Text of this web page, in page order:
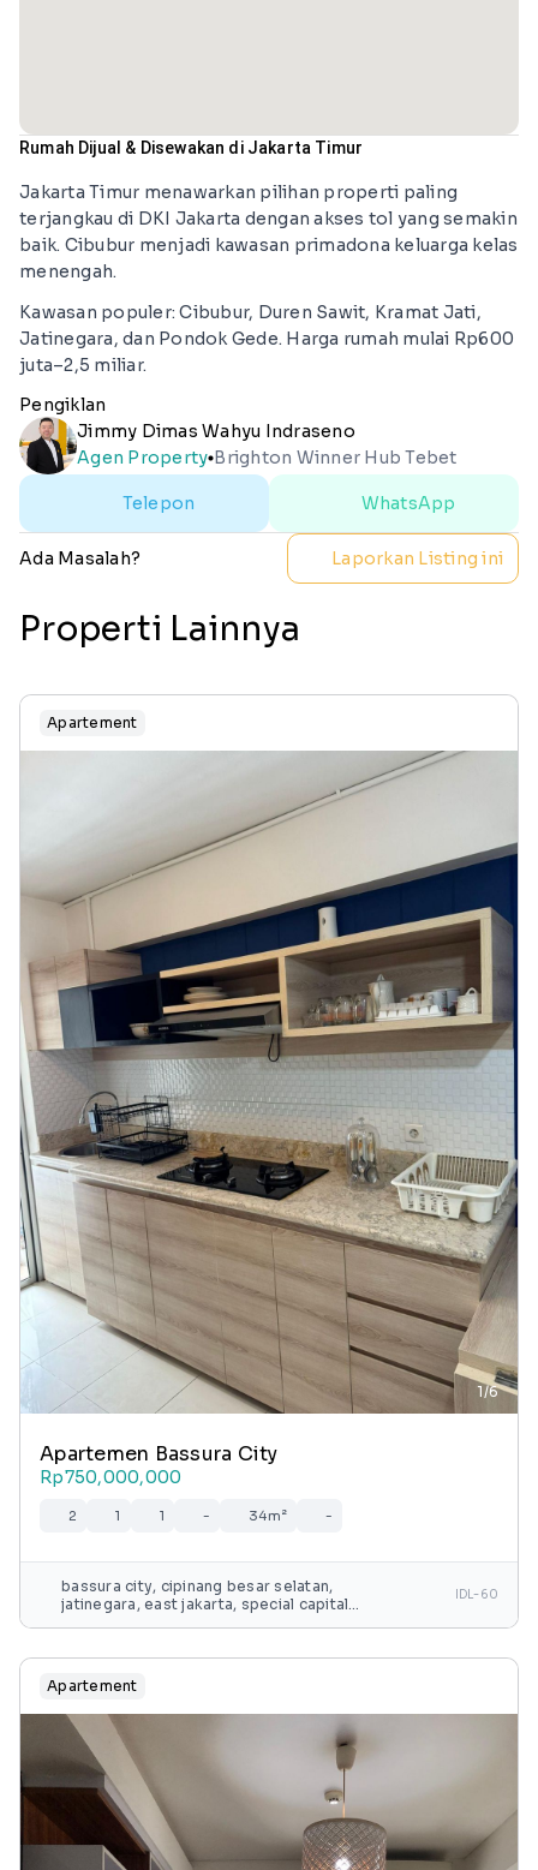
Rumah Dijual & Disewakan di Jakarta Timur
Jakarta Timur menawarkan pilihan properti paling
terjangkau di DKI Jakarta dengan akses tol yang semakin
baik. Cibubur menjadi kawasan primadona keluarga kelas
menengah.
Kawasan populer: Cibubur, Duren Sawit, Kramat Jati,
Jatinegara, dan Pondok Gede. Harga rumah mulai Rp600
juta–2,5 miliar.
Pengiklan
Jimmy Dimas Wahyu Indraseno
Agen Propertylens Brighton Winner Hub Tebet
Telepon WhatsApp
Ada Masalah? Laporkan Listing ini
Properti Lainnya
Apartement
1/6
Apartemen Bassura City
Rp750,000,000
2 1 1 - 34m² -
bassura city, cipinang besar selatan,
jatinegara, east jakarta, special capital
IDL-60
Apartement